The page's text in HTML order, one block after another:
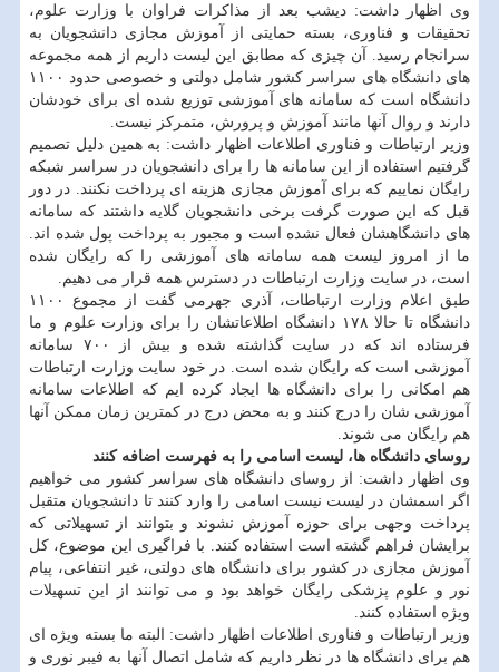
وی اظهار داشت: دیشب بعد از مذاکرات فراوان با وزارت علوم،
تحقیقات و فناوری، بسته حمایتی از آموزش مجازی دانشجویان به
سرانجام رسید. آن چیزی که مطابق این لیست داریم از همه مجموعه
های دانشگاه های سراسر کشور شامل دولتی و خصوصی حدود ۱۱۰۰
دانشگاه است که سامانه های آموزشی توزیع شده ای برای خودشان
دارند و روال آنها مانند آموزش و پرورش، متمرکز نیست.
وزیر ارتباطات و فناوری اطلاعات اظهار داشت: به همین دلیل تصمیم
گرفتیم استفاده از این سامانه ها را برای دانشجویان در سراسر شبکه
رایگان نماییم که برای آموزش مجازی هزینه ای پرداخت نکنند. در دور
قبل که این صورت گرفت برخی دانشجویان گلایه داشتند که سامانه
های دانشگاهشان فعال نشده است و مجبور به پرداخت پول شده اند.
ما از امروز لیست همه سامانه های آموزشی را که رایگان شده
است، در سایت وزارت ارتباطات در دسترس همه قرار می دهیم.
طبق اعلام وزارت ارتباطات، آذری جهرمی گفت از مجموع ۱۱۰۰
دانشگاه تا حالا ۱۷۸ دانشگاه اطلاعاتشان را برای وزارت علوم و ما
فرستاده اند که در سایت گذاشته شده و بیش از ۷۰۰ سامانه
آموزشی است که رایگان شده است. در خود سایت وزارت ارتباطات
هم امکانی را برای دانشگاه ها ایجاد کرده ایم که اطلاعات سامانه
آموزشی شان را درج کنند و به محض درج در کمترین زمان ممکن آنها
هم رایگان می شوند.
روسای دانشگاه ها، لیست اسامی را به فهرست اضافه کنند
وی اظهار داشت: از روسای دانشگاه های سراسر کشور می خواهیم
اگر اسمشان در لیست نیست اسامی را وارد کنند تا دانشجویان متقبل
پرداخت وجهی برای حوزه آموزش نشوند و بتوانند از تسهیلاتی که
برایشان فراهم گشته است استفاده کنند. با فراگیری این موضوع، کل
آموزش مجازی در کشور برای دانشگاه های دولتی، غیر انتفاعی، پیام
نور و علوم پزشکی رایگان خواهد بود و می توانند از این تسهیلات
ویژه استفاده کنند.
وزیر ارتباطات و فناوری اطلاعات اظهار داشت: البته ما بسته ویژه ای
هم برای دانشگاه ها در نظر داریم که شامل اتصال آنها به فیبر نوری و